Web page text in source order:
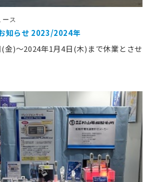
ース
知らせ 2023/2024年
金)～2024年1月4日(木)まで休業とさせ